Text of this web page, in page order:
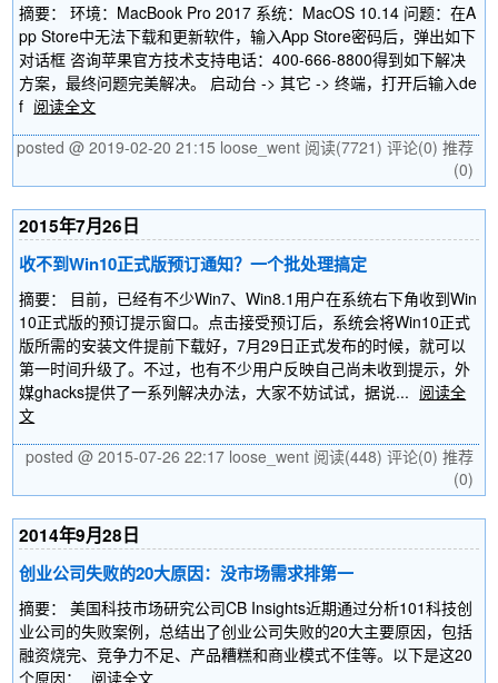
摘要： 环境：MacBook Pro 2017 系统：MacOS 10.14 问题：在A
pp Store中无法下载和更新软件，输入App Store密码后，弹出如下
对话框 咨询苹果官方技术支持电话：400-666-8800得到如下解决
方案，最终问题完美解决。 启动台 -> 其它 -> 终端，打开后输入de
f 阅读全文
posted @ 2019-02-20 21:15 loose_went 阅读(7721) 评论(0) 推荐
(0)
2015年7月26日
收不到Win10正式版预订通知？一个批处理搞定
摘要： 目前，已经有不少Win7、Win8.1用户在系统右下角收到Win
10正式版的预订提示窗口。点击接受预订后，系统会将Win10正式
版所需的安装文件提前下载好，7月29日正式发布的时候，就可以
第一时间升级了。不过，也有不少用户反映自己尚未收到提示，外
媒ghacks提供了一系列解决办法，大家不妨试试，据说... 阅读全
文
posted @ 2015-07-26 22:17 loose_went 阅读(448) 评论(0) 推荐
(0)
2014年9月28日
创业公司失败的20大原因：没市场需求排第一
摘要： 美国科技市场研究公司CB Insights近期通过分析101科技创
业公司的失败案例，总结出了创业公司失败的20大主要原因，包括
融资烧完、竞争力不足、产品糟糕和商业模式不佳等。以下是这20
个原因：
阅读全文